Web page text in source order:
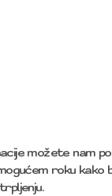
možete nam
roku kako